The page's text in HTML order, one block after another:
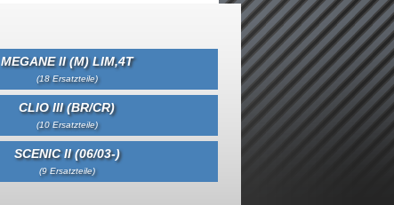
MEGANE II (M) LIM,4T
(18 Ersatzteile)
CLIO III (BR/CR)
(10 Ersatzteile)
SCENIC II (06/03-)
(9 Ersatzteile)